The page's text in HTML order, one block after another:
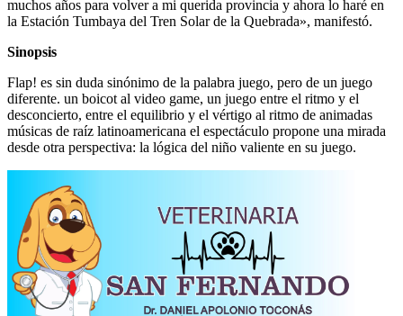
muchos años para volver a mi querida provincia y ahora lo haré en
la Estación Tumbaya del Tren Solar de la Quebrada», manifestó.
Sinopsis
Flap! es sin duda sinónimo de la palabra juego, pero de un juego
diferente. un boicot al video game, un juego entre el ritmo y el
desconcierto, entre el equilibrio y el vértigo al ritmo de animadas
músicas de raíz latinoamericana el espectáculo propone una mirada
desde otra perspectiva: la lógica del niño valiente en su juego.